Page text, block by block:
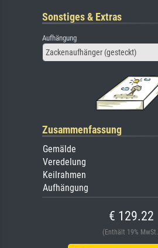
Sonstiges & Extras
Aufhängung
Zackenaufhänger (gesteckt)
Zusammenfassung
Gemälde
Veredelung
Keilrahmen
Aufhängung
€ 129.22
(Enthält 19%